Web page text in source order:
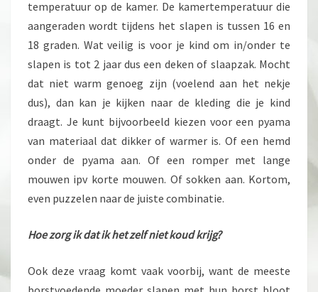
temperatuur op de kamer. De kamertemperatuur die
aangeraden wordt tijdens het slapen is tussen 16 en
18 graden. Wat veilig is voor je kind om in/onder te
slapen is tot 2 jaar dus een deken of slaapzak. Mocht
dat niet warm genoeg zijn (voelend aan het nekje
dus), dan kan je kijken naar de kleding die je kind
draagt. Je kunt bijvoorbeeld kiezen voor een pyama
van materiaal dat dikker of warmer is. Of een hemd
onder de pyama aan. Of een romper met lange
mouwen ipv korte mouwen. Of sokken aan. Kortom,
even puzzelen naar de juiste combinatie.
Hoe zorg ik dat ik het zelf niet koud krijg?
Ook deze vraag komt vaak voorbij, want de meeste